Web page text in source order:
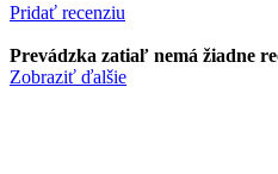
Pridať recenziu
Prevádzka zatiaľ nemá žiadne
Zobraziť ďalšie